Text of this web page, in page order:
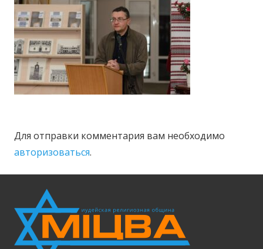
Для отправки комментария вам необходимо
авторизоваться.